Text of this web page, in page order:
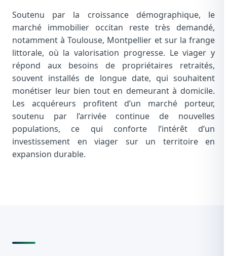
Soutenu par la croissance démographique, le
marché immobilier occitan reste très demandé,
notamment à Toulouse, Montpellier et sur la frange
littorale, où la valorisation progresse. Le viager y
répond aux besoins de propriétaires retraités,
souvent installés de longue date, qui souhaitent
monétiser leur bien tout en demeurant à domicile.
Les acquéreurs profitent d’un marché porteur,
soutenu par l’arrivée continue de nouvelles
populations, ce qui conforte l’intérêt d’un
investissement en viager sur un territoire en
expansion durable.